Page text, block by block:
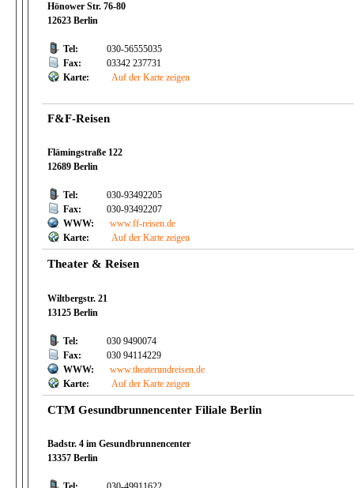
Hönower Str. 76-80
12623 Berlin
Tel:
030-56555035
Fax:
03342 237731
Karte:
Auf der Karte zeigen
F&F-Reisen
Flämingstraße 122
12689 Berlin
Tel:
030-93492205
Fax:
030-93492207
WWW:
www.ff-reisen.de
Karte:
Auf der Karte zeigen
Theater & Reisen
Wiltbergstr. 21
13125 Berlin
Tel:
030 9490074
Fax:
030 94114229
WWW:
www.theaterundreisen.de
Karte:
Auf der Karte zeigen
CTM Gesundbrunnencenter Filiale Berlin
Badstr. 4 im Gesundbrunnencenter
13357 Berlin